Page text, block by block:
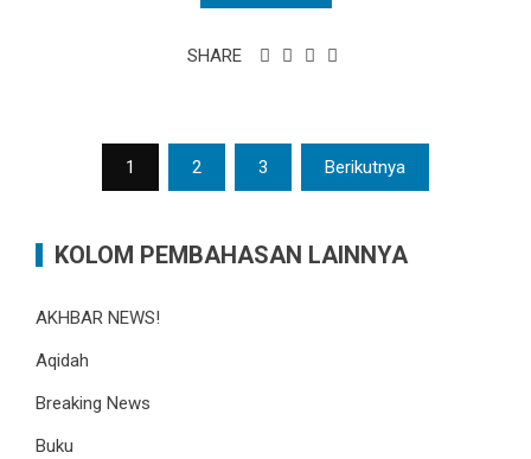
SHARE
Paginasi
1 2 3 Berikutnya
KOLOM PEMBAHASAN LAINNYA
AKHBAR NEWS!
Aqidah
Breaking News
Buku